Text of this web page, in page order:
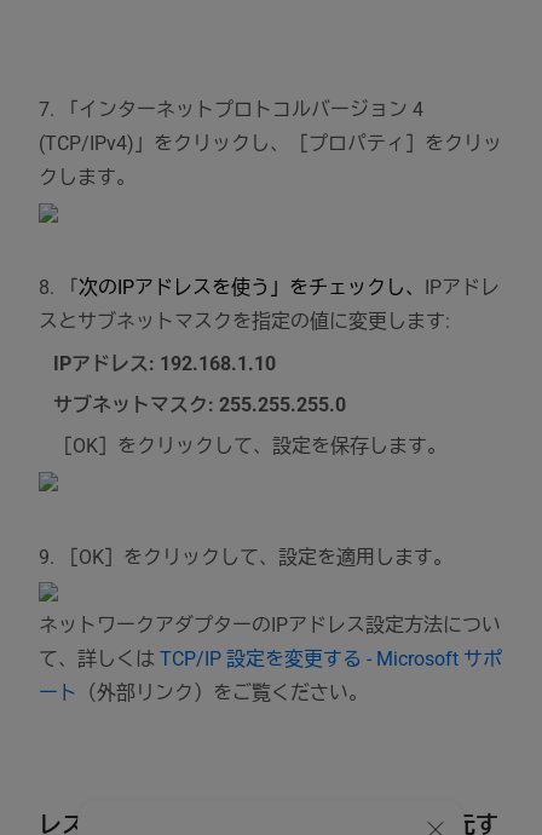
7. 「インターネットプロトコルバージョン 4
(TCP/IPv4)」をクリックし、［プロパティ］をクリッ
クします。
8. 「 次のIPアドレスを使う」をチェックし、
IPアドレ
スとサブネットマスクを指定の値に変更します:
IPアドレス: 192.168.1.10
サブネットマスク: 255.255.255.0
［OK］をクリックして、設定を保存します。
9. ［OK］をクリックして、設定を適用します。
ネットワークアダプターのIPアドレス設定方法につい
て、詳しくは TCP/IP 設定を変更する - Microsoft サポ
ート
（外部リンク）をご覧ください。
レスキューモードでファームウェアを復元す